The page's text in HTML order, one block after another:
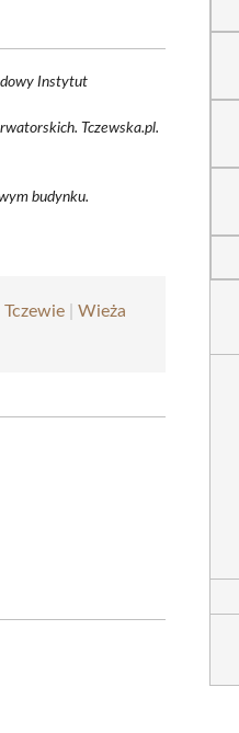
Instytut
Tczewska.pl.
budynku.
|Wieża